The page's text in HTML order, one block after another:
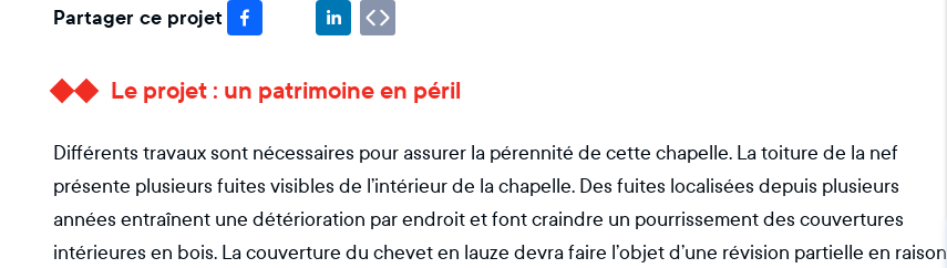
Partager ce projet
Le projet : un patrimoine en péril
Différents travaux sont nécessaires pour assurer la pérennité de cette chapelle. La toiture de la nef
présente plusieurs fuites visibles de l’intérieur de la chapelle. Des fuites localisées depuis plusieurs
années entraînent une détérioration par endroit et font craindre un pourrissement des couvertures
intérieures en bois. La couverture du chevet en lauze devra faire l’objet d’une révision partielle en raison